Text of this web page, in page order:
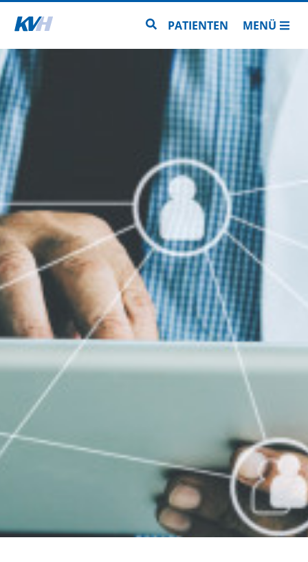
Zur Startseite Zur Seitensuche
PATIENTEN MENÜ